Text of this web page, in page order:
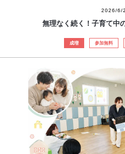
2026/6/
無理なく続く！子育て中
成増 参加無料